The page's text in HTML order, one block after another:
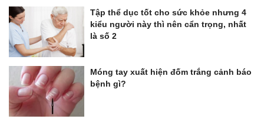
Tập thể dục tốt cho sức khỏe nhưng 4
kiểu người này thì nên cẩn trọng, nhất
là số 2
Móng tay xuất hiện đốm trắng cảnh báo
bệnh gì?